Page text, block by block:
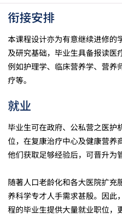
凭考试科目成绩达「第二级
级」；最多计算两科应用学
外）。学士学位课程考虑相
学、健康护理实务、复康护
心理学、运动及体适能教练
科技及营养。
绩，于申请入学时会被视为
香港中学文凭考试通识教育
被接受为符合公民与社会发
衔接安排
本课程设计亦为有意继续进修的
及研究基础，毕业生具备报读医
例如护理学、临床营养学、营养
疗等。
就业
毕业生可在政府、公私营之医护
位，在复康治疗中心及健康营养
他们获取足够经验后，可晋升为
随著人口老龄化和各大医院扩充
养科学专才人手需求甚殷。因此
程的毕业生提供大量就业职位，